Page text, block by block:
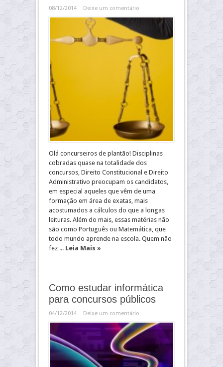
08/12/2014 Deixe um comentário
Olá concurseiros de plantão! Disciplinas
cobradas quase na totalidade dos
concursos, Direito Constitucional e Direito
Administrativo preocupam os candidatos,
em especial aqueles que vêm de uma
formação em área de exatas, mais
acostumados a cálculos do que a longas
leituras. Além do mais, essas matérias não
são como Português ou Matemática, que
todo mundo aprende na escola. Quem não
fez ... Leia Mais »
Como estudar informática
para concursos públicos
04/12/2014 Deixe um comentário